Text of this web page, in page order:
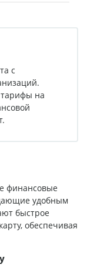
с
тарифы на
финансовые
удобным
быстрое
обеспечивая